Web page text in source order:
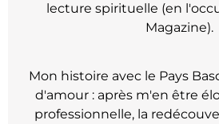
lecture spirituelle (en
Magazine).
Mon histoire avec le Pays
d'amour : après m'en être
professionnelle, la